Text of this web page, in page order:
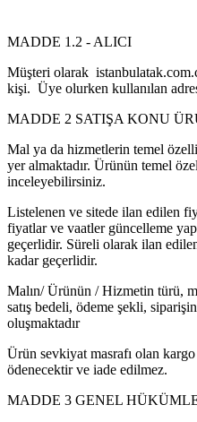
MADDE 1.2 - ALICI
Müşteri olarak
kişi. Üye olurken kullanılan
MADDE 2 SATIŞA KONU
Mal ya da hizmetlerin temel
yer almaktadır. Ürünün temel
inceleyebilirsiniz.
Listelenen ve sitede ilan edilen
fiyatlar ve vaatler güncelleme
geçerlidir. Süreli olarak ilan
kadar geçerlidir.
Malın/ Ürünün / Hizmetin türü,
satış bedeli, ödeme şekli,
oluşmaktadır
Ürün sevkiyat masrafı olan
ödenecektir ve iade edilmez.
MADDE 3 GENEL